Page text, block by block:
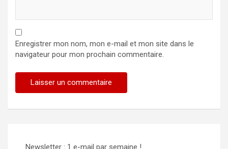
Enregistrer mon nom, mon e-mail et mon site dans le
navigateur pour mon prochain commentaire.
Newsletter : 1 e-mail par semaine !